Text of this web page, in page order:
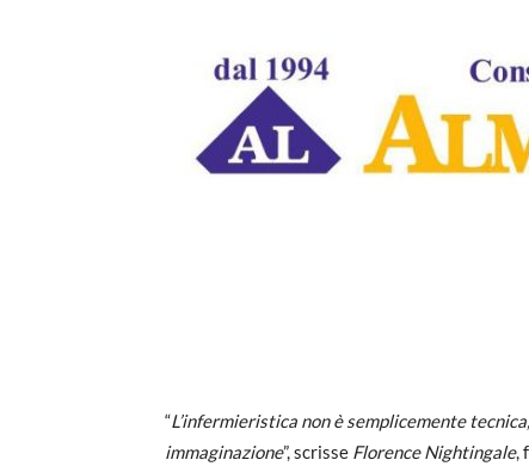
“L’infermieristica non è semplicemente
immaginazione”, scrisse Florence Nightingale,